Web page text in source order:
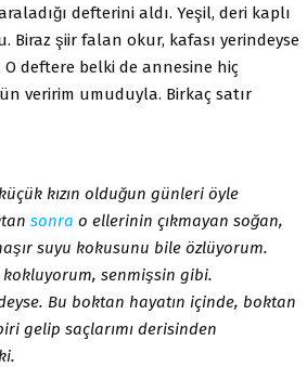
defterini aldı. Yeşil, deri kaplı
Biraz şiir falan okur, kafası yerindeyse
deftere belki de annesine hiç
veririm umuduyla. Birkaç satır
kızın olduğun günleri öyle
sonra o ellerinin çıkmayan soğan,
suyu kokusunu bile özlüyorum.
senmişsin gibi.
Bu boktan hayatın içinde, boktan
gelip saçlarımı derisinden